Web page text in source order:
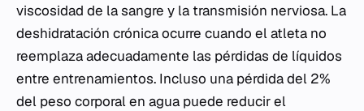
viscosidad de la sangre y la transmisión nerviosa. La
deshidratación crónica ocurre cuando el atleta no
reemplaza adecuadamente las pérdidas de líquidos
entre entrenamientos. Incluso una pérdida del 2%
del peso corporal en agua puede reducir el